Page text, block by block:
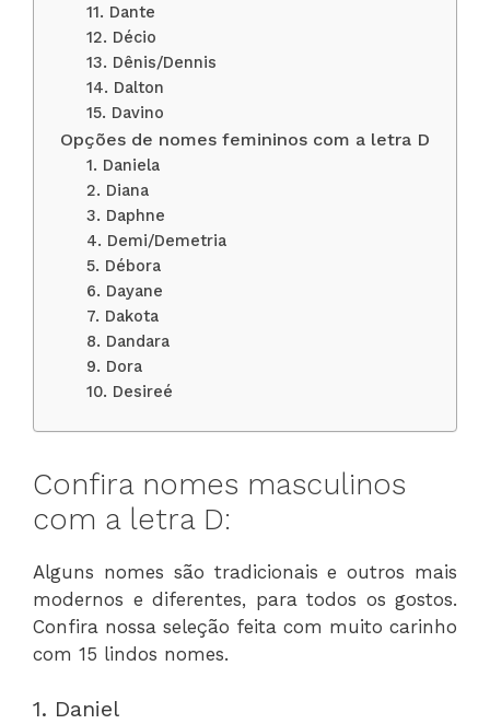
11. Dante
12. Décio
13. Dênis/Dennis
14. Dalton
15. Davino
Opções de nomes femininos com a letra D
1. Daniela
2. Diana
3. Daphne
4. Demi/Demetria
5. Débora
6. Dayane
7. Dakota
8. Dandara
9. Dora
10. Desireé
Confira nomes masculinos
com a letra D:
Alguns nomes são tradicionais e outros mais
modernos e diferentes, para todos os gostos.
Confira nossa seleção feita com muito carinho
com 15 lindos nomes.
1. Daniel